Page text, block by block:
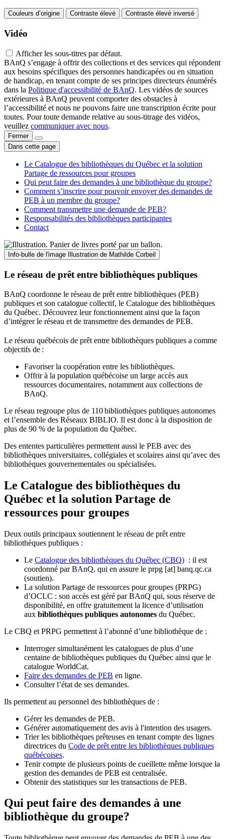
Couleurs d’origine Contraste élevé Contraste élevé inversé
Vidéo
Afficher les sous-titres par défaut.
BAnQ s’engage à offrir des collections et des services qui répondent
aux besoins spécifiques des personnes handicapées ou en situation
de handicap, en tenant compte de ses principes directeurs énumérés
dans la Politique d'accessibilité de BAnQ. Les vidéos de sources
extérieures à BAnQ peuvent comporter des obstacles à
l’accessibilité et nous ne pouvons faire une transcription écrite pour
toutes. Pour toute demande relative au sous-titrage des vidéos,
veuillez communiquer avec nous.
Fermer
Dans cette page
Le Catalogue des bibliothèques du Québec et la solution
Partage de ressources pour groupes
Qui peut faire des demandes à une bibliothèque du groupe?
Comment s’inscrire pour pouvoir envoyer des demandes de
PEB à un membre du groupe?
Comment transmettre une demande de PEB?
Responsabilités des bibliothèques participantes
Contact
Info-bulle de l'image Illustration de Mathilde Corbeil
Le réseau de prêt entre bibliothèques publiques
BAnQ coordonne le réseau de prêt entre bibliothèques (PEB)
publiques et son catalogue collectif, le Catalogue des bibliothèques
du Québec. Découvrez leur fonctionnement ainsi que la façon
d’intégrer le réseau et de transmettre des demandes de PEB.
Le réseau québécois de prêt entre bibliothèques publiques a comme
objectifs de :
Favoriser la coopération entre les bibliothèques.
Offrir à la population québécoise un large accès aux
ressources documentaires, notamment aux collections de
BAnQ.
Le réseau regroupe plus de 110bibliothèques publiques autonomes
et l’ensemble des Réseaux BIBLIO. Il est donc à la disposition de
plus de 90 % de la population du Québec.
Des ententes particulières permettent aussi le PEB avec des
bibliothèques universitaires, collégiales et scolaires ainsi qu’avec des
bibliothèques gouvernementales ou spécialisées.
Le Catalogue des bibliothèques du
Québec et la solution Partage de
ressources pour groupes
Deux outils principaux soutiennent le réseau de prêt entre
bibliothèques publiques :
Le Catalogue des bibliothèques du Québec (CBQ) : il est
coordonné par BAnQ, qui en assure le prpg [at] banq.qc.ca
(soutien).
La solution Partage de ressources pour groupes (PRPG)
d’OCLC : son accès est géré par BAnQ qui, sous réserve de
disponibilité, en offre gratuitement la licence d’utilisation
aux bibliothèques publiques autonomes du Québec.
Le CBQ et PRPG permettent à l’abonné d’une bibliothèque de :
Interroger simultanément les catalogues de plus d’une
centaine de bibliothèques publiques du Québec ainsi que le
catalogue WorldCat.
Faire des demandes de PEB en ligne.
Consulter l’état de ses demandes.
Ils permettent au personnel des bibliothèques de :
Gérer les demandes de PEB.
Générer automatiquement des avis à l'intention des usagers.
Trier les bibliothèques prêteuses en tenant compte des lignes
directrices du Code de prêt entre les bibliothèques publiques
québécoises.
Tenir compte de plusieurs points de cueillette même lorsque la
gestion des demandes de PEB est centralisée.
Obtenir des statistiques sur les transactions de PEB.
Qui peut faire des demandes à une
bibliothèque du groupe?